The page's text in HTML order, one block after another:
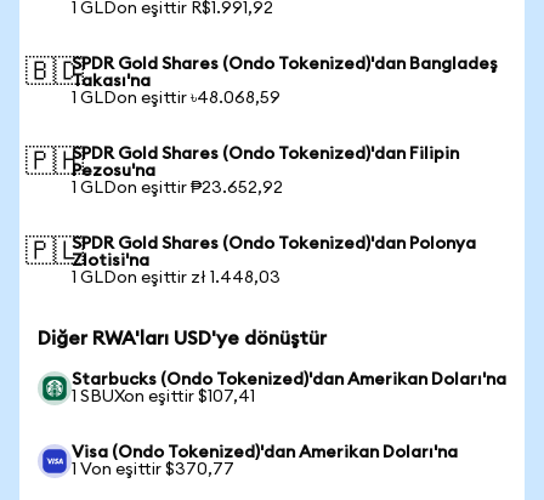
1 GLDon eşittir R$1.991,92
🇧🇩SPDR Gold Shares (Ondo Tokenized)'dan Bangladeş
Takası'na
1 GLDon eşittir ৳48.068,59
🇵🇭SPDR Gold Shares (Ondo Tokenized)'dan Filipin
Pezosu'na
1 GLDon eşittir ₱23.652,92
🇵🇱SPDR Gold Shares (Ondo Tokenized)'dan Polonya
Zlotisi'na
1 GLDon eşittir zł 1.448,03
Diğer RWA'ları USD'ye dönüştür
Starbucks (Ondo Tokenized)'dan Amerikan Doları'na
1 SBUXon eşittir $107,41
Visa (Ondo Tokenized)'dan Amerikan Doları'na
1 Von eşittir $370,77